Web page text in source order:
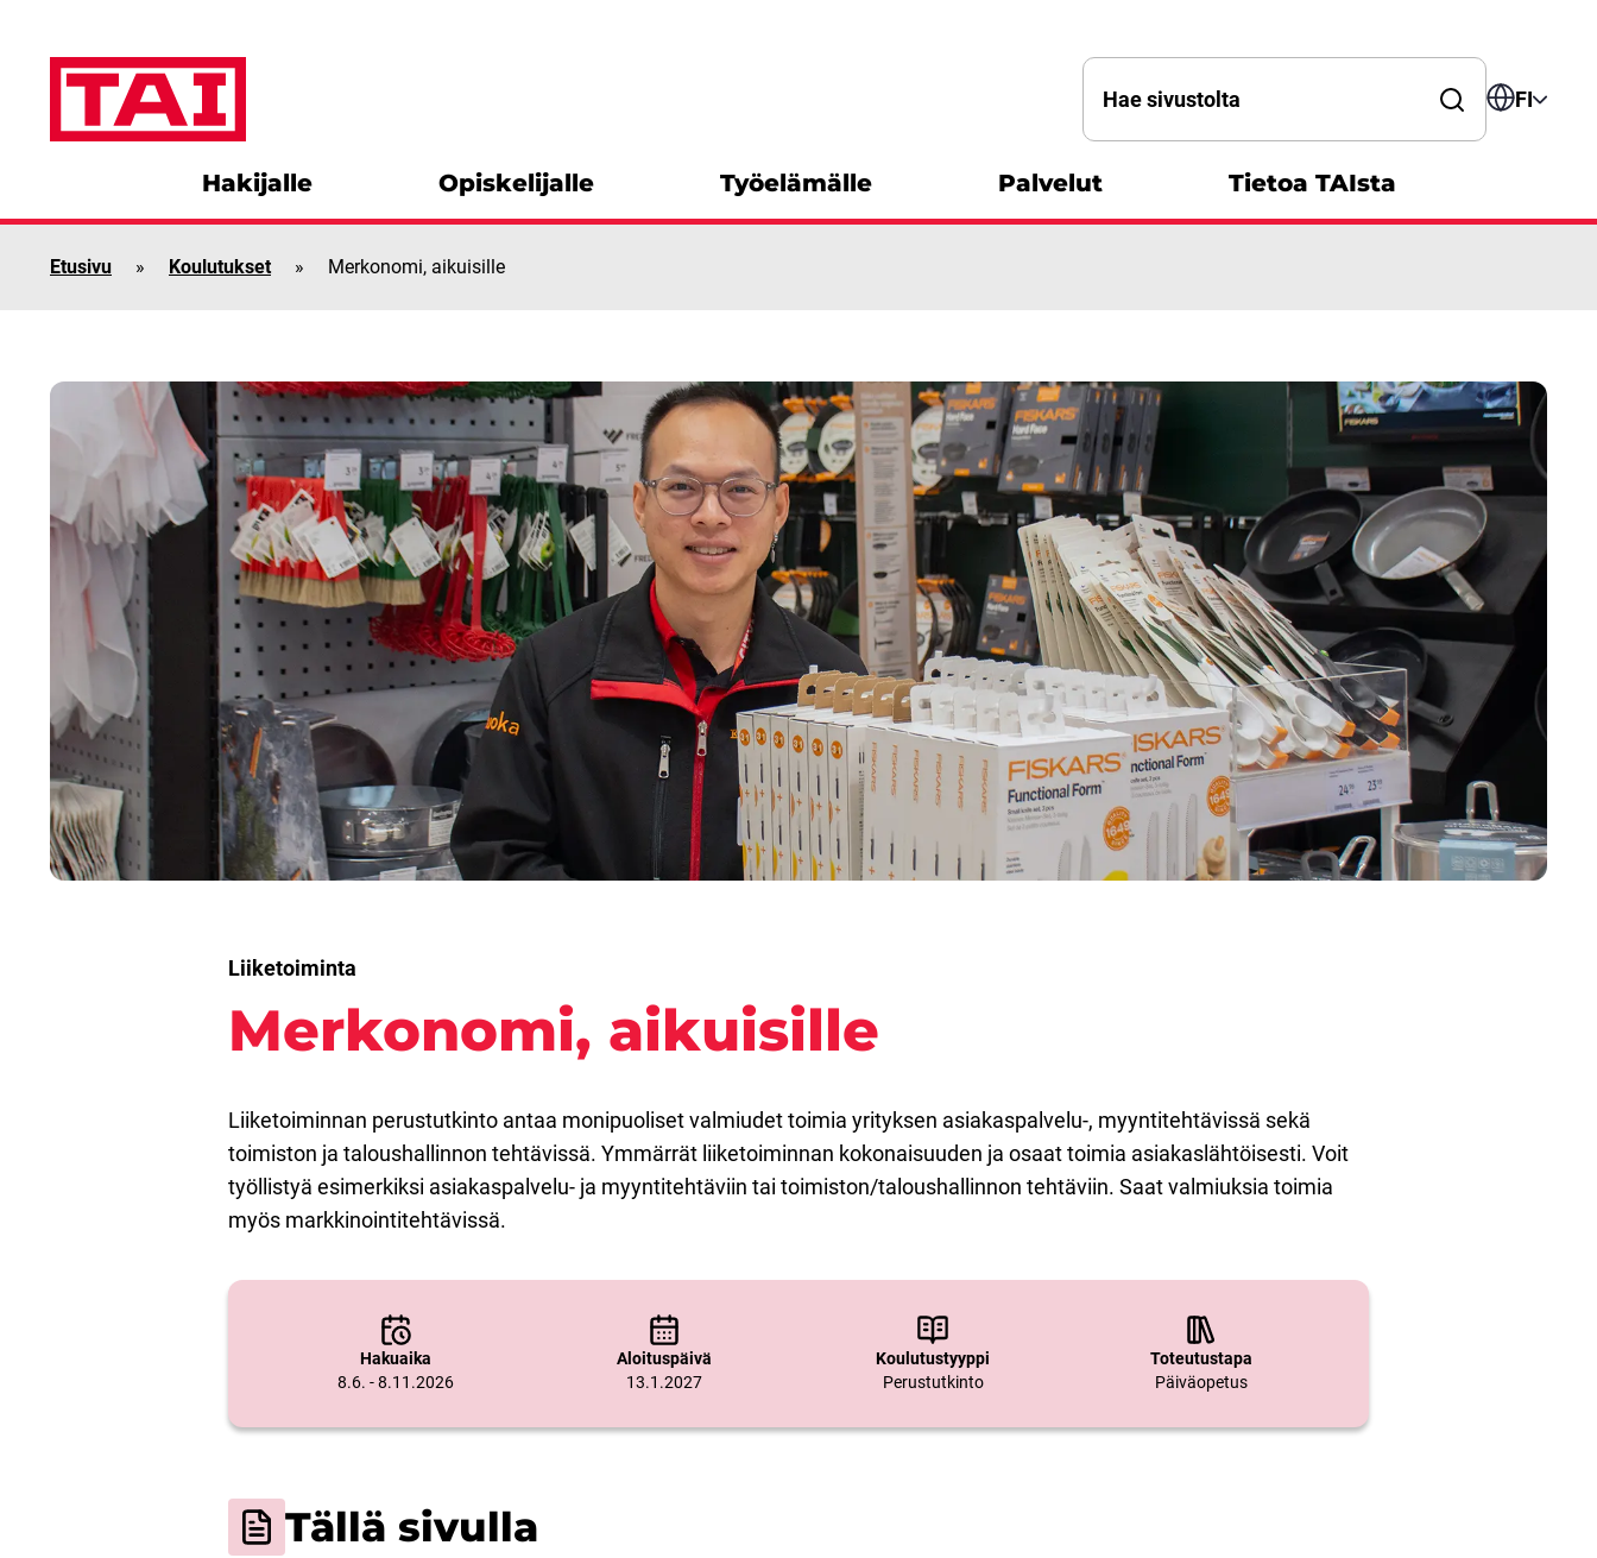
Hae sanalla
FI
Hakijalle Opiskelijalle Työelämälle Palvelut Tietoa TAIsta
Etusivu » Koulutukset » Merkonomi, aikuisille
Liiketoiminta
Merkonomi, aikuisille
Liiketoiminnan perustutkinto antaa monipuoliset valmiudet toimia yrityksen asiakaspalvelu-, myyntitehtävissä sekä
toimiston ja taloushallinnon tehtävissä. Ymmärrät liiketoiminnan kokonaisuuden ja osaat toimia asiakaslähtöisesti. Voit
työllistyä esimerkiksi asiakaspalvelu- ja myyntitehtäviin tai toimiston/taloushallinnon tehtäviin. Saat valmiuksia toimia
myös markkinointitehtävissä.
Hakuaika
8.6. - 8.11.2026
Aloituspäivä
13.1.2027
Koulutustyyppi
Perustutkinto
Toteutustapa
Päiväopetus
Tällä sivulla